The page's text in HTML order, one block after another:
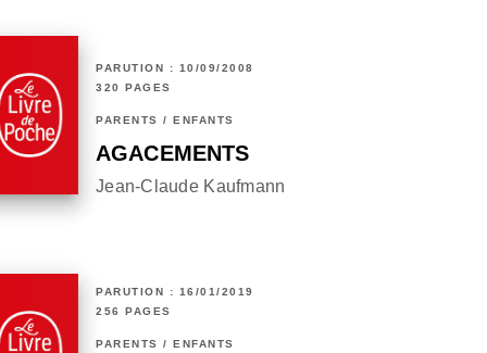
PARUTION : 10/09/2008
320 PAGES
PARENTS / ENFANTS
AGACEMENTS
Jean-Claude Kaufmann
PARUTION : 16/01/2019
256 PAGES
PARENTS / ENFANTS